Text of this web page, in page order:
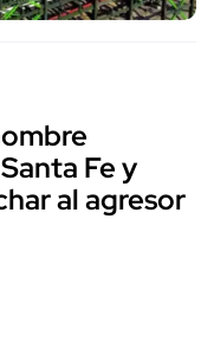
Fe y
al agresor